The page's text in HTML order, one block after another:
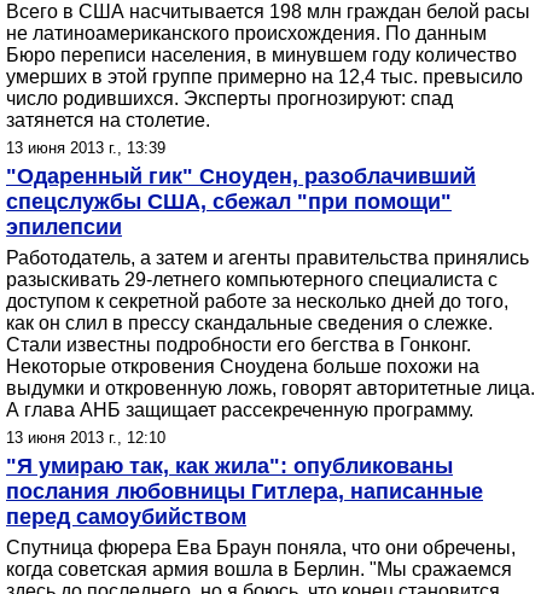
Всего в США насчитывается 198 млн граждан белой расы
не латиноамериканского происхождения. По данным
Бюро переписи населения, в минувшем году количество
умерших в этой группе примерно на 12,4 тыс. превысило
число родившихся. Эксперты прогнозируют: спад
затянется на столетие.
13 июня 2013 г., 13:39
"Одаренный гик" Сноуден, разоблачивший
спецслужбы США, сбежал "при помощи"
эпилепсии
Работодатель, а затем и агенты правительства принялись
разыскивать 29-летнего компьютерного специалиста с
доступом к секретной работе за несколько дней до того,
как он слил в прессу скандальные сведения о слежке.
Стали известны подробности его бегства в Гонконг.
Некоторые откровения Сноудена больше похожи на
выдумки и откровенную ложь, говорят авторитетные лица.
А глава АНБ защищает рассекреченную программу.
13 июня 2013 г., 12:10
"Я умираю так, как жила": опубликованы
послания любовницы Гитлера, написанные
перед самоубийством
Спутница фюрера Ева Браун поняла, что они обречены,
когда советская армия вошла в Берлин. "Мы сражаемся